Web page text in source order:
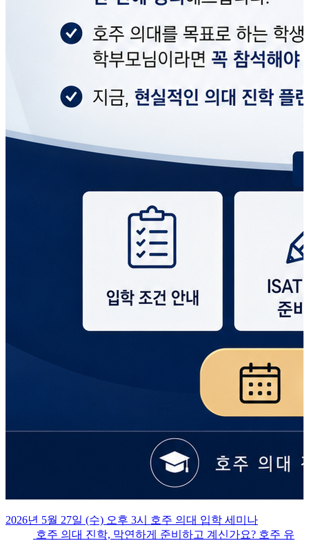
2026년 5월 27일 (수) 오후 3시 호주 의대 입학 세미나
호주 의대 진학, 막연하게 준비하고 계신가요? 호주 유